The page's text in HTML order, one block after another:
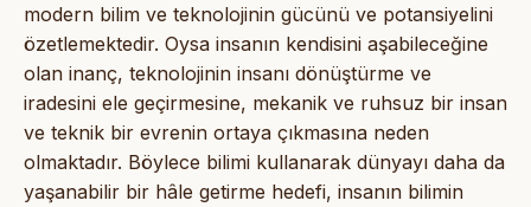
modern bilim ve teknolojinin gücünü ve potansiyelini
özetlemektedir. Oysa insanın kendisini aşabileceğine
olan inanç, teknolojinin insanı dönüştürme ve
iradesini ele geçirmesine, mekanik ve ruhsuz bir insan
ve teknik bir evrenin ortaya çıkmasına neden
olmaktadır. Böylece bilimi kullanarak dünyayı daha da
yaşanabilir bir hâle getirme hedefi, insanın bilimin